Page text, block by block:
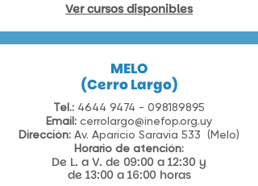
Ver cursos disponibles
MELO
​(Cerro Largo)
Tel.: 4644 9474 - 098189895
Email: cerrolargo@inefop.org.uy
Dirección: Av. Aparicio Saravia 533 (Melo)​
Horario de atención:
De L. a V. de 09:00 a 12:30 y
de 13:00 a 16:00 horas